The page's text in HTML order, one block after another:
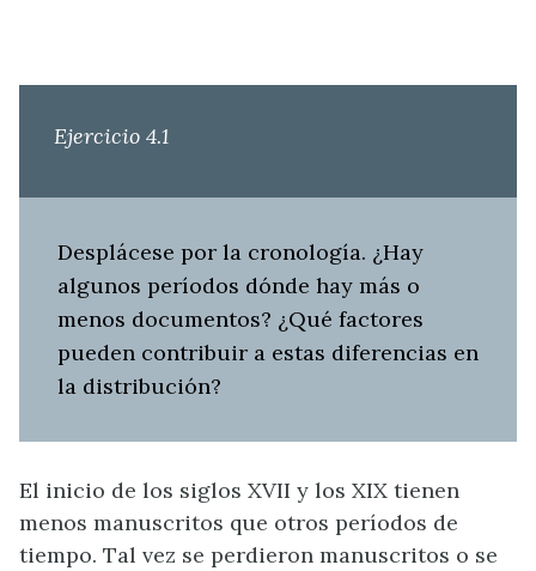
Ejercicio 4.1
Desplácese por la cronología. ¿Hay
algunos períodos dónde hay más o
menos documentos? ¿Qué factores
pueden contribuir a estas diferencias en
la distribución?
El inicio de los siglos XVII y los XIX tienen
menos manuscritos que otros períodos de
tiempo. Tal vez se perdieron manuscritos o se